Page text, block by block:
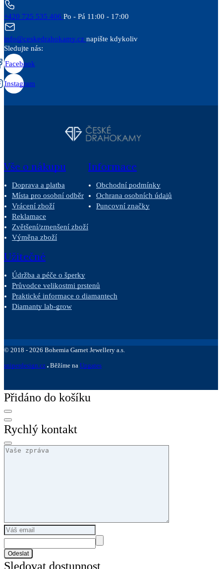
+420 725 535 406 Po - Pá 11:00 - 17:00
info@ceskedrahokamy.cz napište kdykoliv
Sledujte nás:
Facebook
Instagram
Vše o nákupu
Doprava a platba
Místa pro osobní odběr
Vrácení zboží
Reklamace
Zvětšení/zmenšení zboží
Výměna zboží
Informace
Obchodní podmínky
Ochrana osobních údajů
Puncovní značky
Užitečné
Údržba a péče o šperky
Průvodce velikostmi prstenů
Praktické informace o diamantech
Diamanty lab-grow
© 2018 - 2026 Bohemia Garnet Jewellery a.s.
sniperdesign.cz Běžíme na Upgates
Přidáno do košíku
Rychlý kontakt
Odeslat
Sledovat dostupnost